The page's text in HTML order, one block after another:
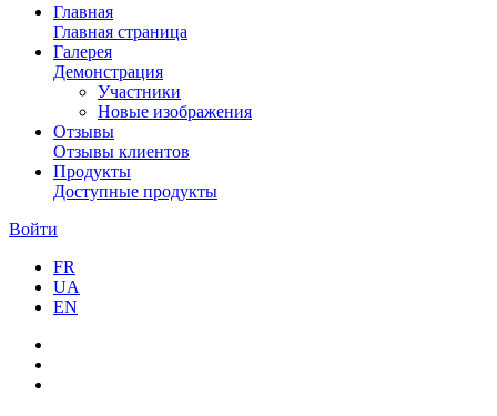
Главная
Главная страница
Галерея
Демонстрация
Участники
Новые изображения
Отзывы
Отзывы клиентов
Продукты
Доступные продукты
Войти
FR
UA
EN